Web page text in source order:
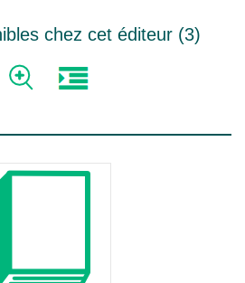
chez cet éditeur (3)